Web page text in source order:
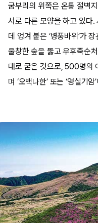
굼부리의 위쪽은 온통 절벽
서로 다른 모양을 하고 있다
데 엉겨 붙은 ‘병풍바위’가
울창한 숲을 뚫고 우후죽순
대로 굳은 것으로, 500명의
며 ‘오백나한’ 또는 ‘영실기암